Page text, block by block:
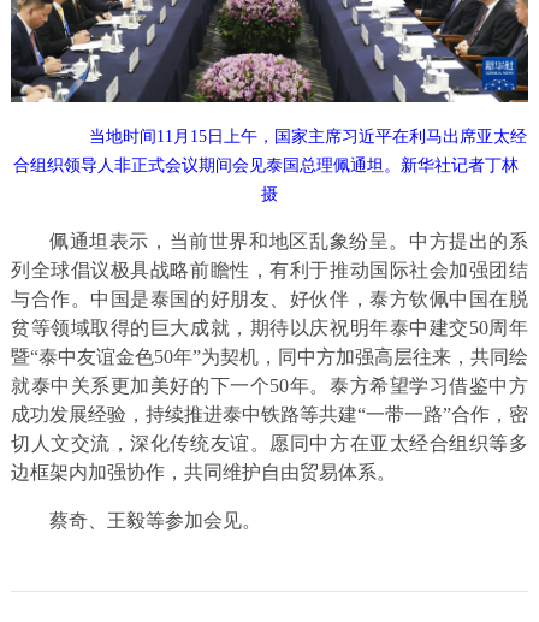
当地时间11月15日上午，国家主席习近平在利马出席亚太经
合组织领导人非正式会议期间会见泰国总理佩通坦。新华社记者丁林
摄
佩通坦表示，当前世界和地区乱象纷呈。中方提出的系
列全球倡议极具战略前瞻性，有利于推动国际社会加强团结
与合作。中国是泰国的好朋友、好伙伴，泰方钦佩中国在脱
贫等领域取得的巨大成就，期待以庆祝明年泰中建交50周年
暨“泰中友谊金色50年”为契机，同中方加强高层往来，共同绘
就泰中关系更加美好的下一个50年。泰方希望学习借鉴中方
成功发展经验，持续推进泰中铁路等共建“一带一路”合作，密
切人文交流，深化传统友谊。愿同中方在亚太经合组织等多
边框架内加强协作，共同维护自由贸易体系。
蔡奇、王毅等参加会见。